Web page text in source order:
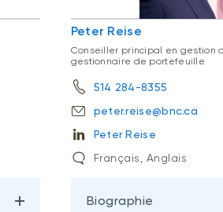
Peter Reise
Conseiller principal en gestion
gestionnaire de portefeuille
514 284-8355
peter.reise@bnc.ca
Peter Reise
Français, Anglais
Biographie